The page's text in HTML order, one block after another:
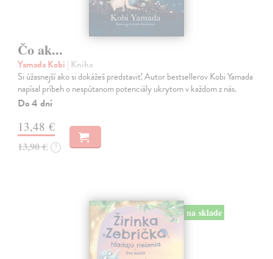
Čo ak...
Yamada Kobi | Kniha
Si úžasnejší ako si dokážeš predstaviť. Autor bestsellerov Kobi Yamada
napísal príbeh o nespútanom potenciály ukrytom v každom z nás.
Do 4 dní
13,48 €
13,90 € ?
na sklade